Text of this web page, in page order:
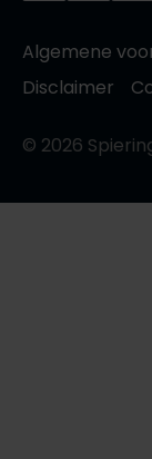
Algemene
Disclaimer
© 2026